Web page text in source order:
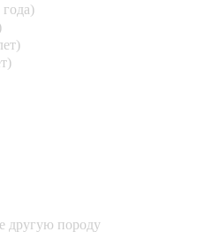
другую породу